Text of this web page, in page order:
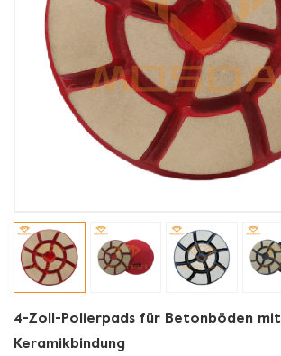
4-Zoll-Polierpads für Betonböden mit
Keramikbindung